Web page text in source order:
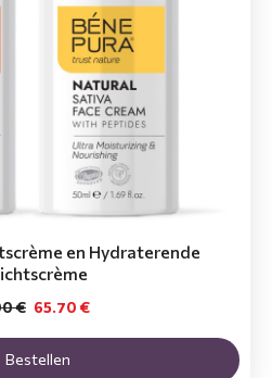
en Hydraterende
65.70 €
€
Bestellen